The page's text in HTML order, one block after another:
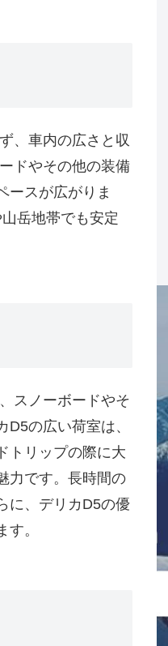
、車内の広さと収
ドやその他の装備
ースが広がりま
岳地帯でも安定
スノーボードやそ
の広い荷室は、
トリップの際に大
力です。長時間の
に、デリカD5の優
。